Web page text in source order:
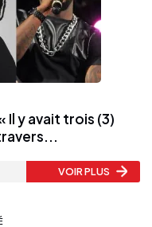
Il y avait trois (3)
VOIR PLUS